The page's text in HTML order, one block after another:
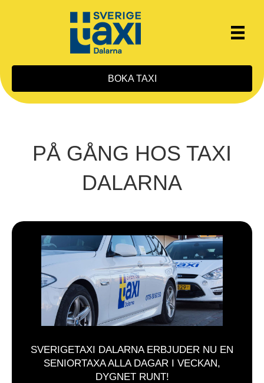
BOKA TAXI
PÅ GÅNG HOS TAXI
DALARNA
SVERIGETAXI DALARNA ERBJUDER NU EN
SENIORTAXA ALLA DAGAR I VECKAN,
DYGNET RUNT!